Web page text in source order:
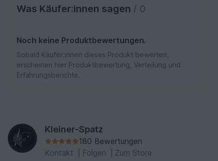
Was Käufer:innen sagen / 0
Noch keine Produktbewertungen.
Sobald Käufer:innen dieses Produkt bewerten,
erscheinen hier Produktbewertung, Verteilung und
Erfahrungsberichte.
Kleiner-Spatz
180 Bewertungen
Kontakt
Folgen Zum Store